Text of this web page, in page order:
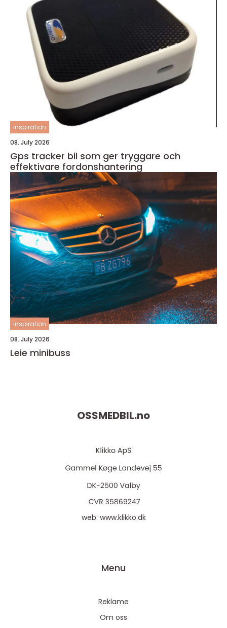
inspiration
08. July 2026
Gps tracker bil som ger tryggare och
effektivare fordonshantering
inspiration
08. July 2026
Leie minibuss
OSSMEDBIL.no
web: www.klikko.dk
Menu
Reklame
Om oss